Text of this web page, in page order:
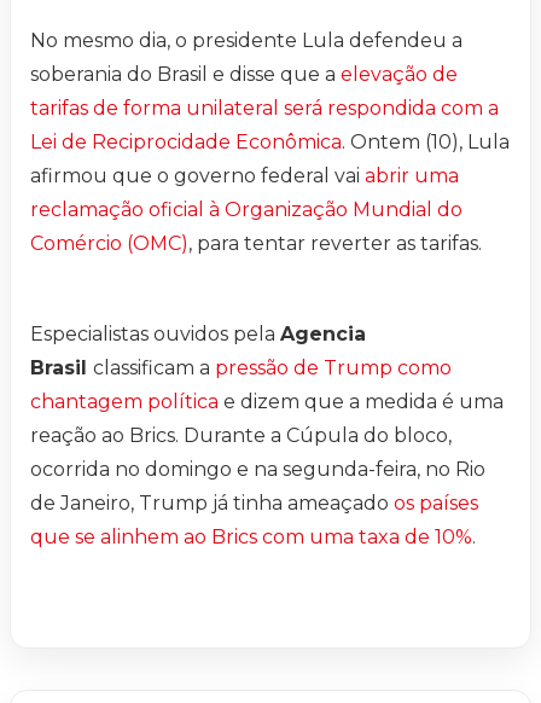
No mesmo dia, o presidente Lula defendeu a
soberania do Brasil e disse que a elevação de
tarifas de forma unilateral será respondida com a
Lei de Reciprocidade Econômica. Ontem (10), Lula
afirmou que o governo federal vai abrir uma
reclamação oficial à Organização Mundial do
Comércio (OMC), para tentar reverter as tarifas.
Especialistas ouvidos pela Agencia
Brasil classificam a pressão de Trump como
chantagem política e dizem que a medida é uma
reação ao Brics. Durante a Cúpula do bloco,
ocorrida no domingo e na segunda-feira, no Rio
de Janeiro, Trump já tinha ameaçado os países
que se alinhem ao Brics com uma taxa de 10%.